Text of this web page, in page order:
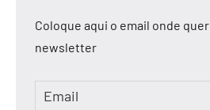
Coloque aqui o email onde
newsletter
Email